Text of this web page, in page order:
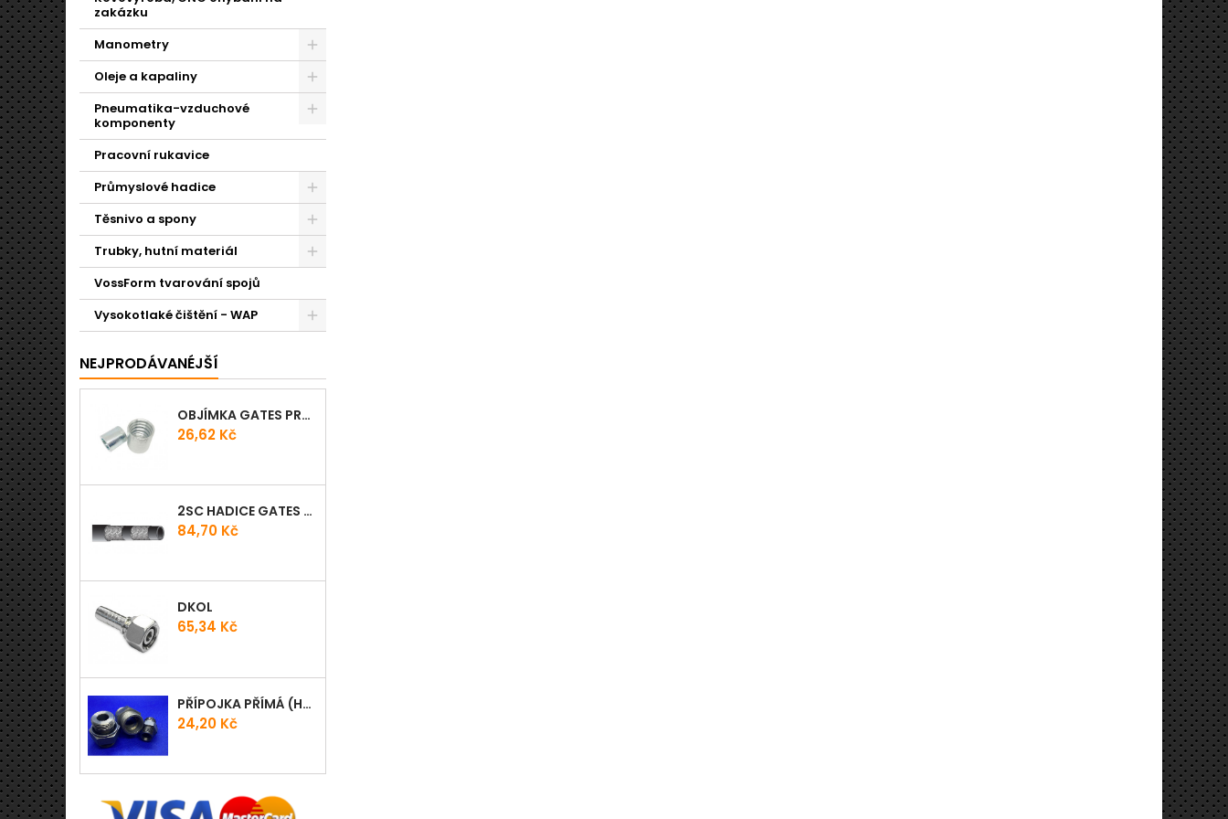
zakázku
Manometry
Oleje a kapaliny
Pneumatika-vzduchové
komponenty
Pracovní rukavice
Průmyslové hadice
Těsnivo a spony
Trubky, hutní materiál
VossForm tvarování spojů
Vysokotlaké čištění - WAP
NEJPRODÁVANÉJŠÍ
OBJÍMKA GATES PRO-V
Cena
26,62 Kč
2SC HADICE GATES PROV
Cena
84,70 Kč
DKOL
Cena
65,34 Kč
PŘÍPOJKA PŘÍMÁ (HRDLO) GES - WD
Cena
24,20 Kč